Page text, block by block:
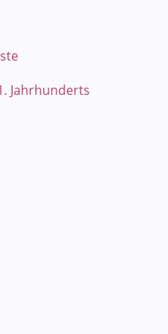
Jahrhunderts